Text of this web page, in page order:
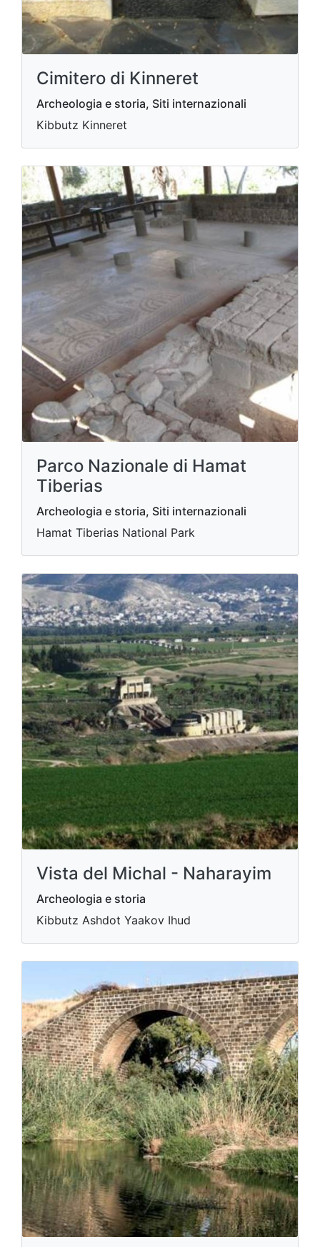
Cimitero di Kinneret
Archeologia e storia, Siti internazionali
Kibbutz Kinneret
Parco Nazionale di Hamat
Tiberias
Archeologia e storia, Siti internazionali
Hamat Tiberias National Park
Vista del Michal - Naharayim
Archeologia e storia
Kibbutz Ashdot Yaakov Ihud